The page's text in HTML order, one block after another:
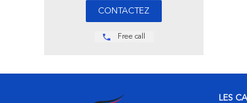
Free call
LES